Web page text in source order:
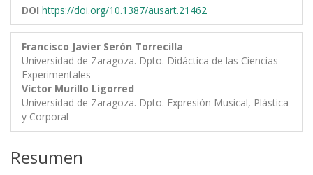
DOI https://doi.org/10.1387/ausart.21462
Francisco Javier Serón Torrecilla
Universidad de Zaragoza. Dpto. Didáctica de las Ciencias
Experimentales
Víctor Murillo Ligorred
Universidad de Zaragoza. Dpto. Expresión Musical, Plástica
y Corporal
Resumen